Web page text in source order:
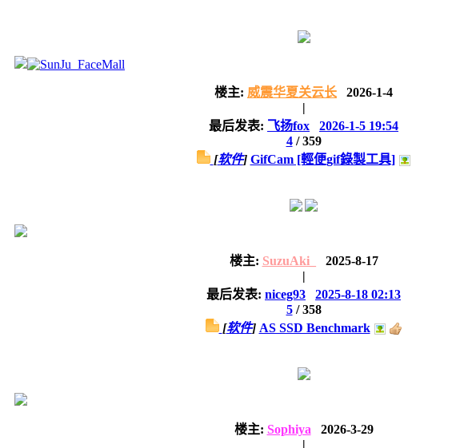
楼主: 威震华夏关云长
2026-1-4
|
最后发表: 飞扬fox
2026-1-5 19:54
4/359
[软件] GifCam [輕便gif錄製工具]
楼主: SuzuAki_
2025-8-17
|
最后发表: niceg93
2025-8-18 02:13
5/358
[软件] AS SSD Benchmark
楼主: Sophiya
2026-3-29
|